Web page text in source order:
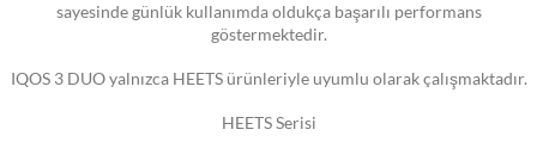
sayesinde günlük kullanımda oldukça başarılı performans
göstermektedir.
IQOS 3 DUO yalnızca HEETS ürünleriyle uyumlu olarak çalışmaktadır.
HEETS Serisi